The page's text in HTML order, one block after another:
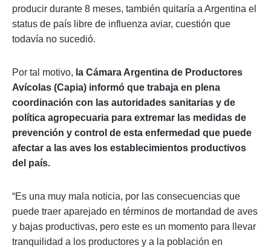
producir durante 8 meses, también quitaría a Argentina el
status de país libre de influenza aviar, cuestión que
todavía no sucedió.
Por tal motivo, la Cámara Argentina de Productores
Avícolas (Capia) informó que trabaja en plena
coordinación con las autoridades sanitarias y de
política agropecuaria para extremar las medidas de
prevención y control de esta enfermedad que puede
afectar a las aves los establecimientos productivos
del país.
“Es una muy mala noticia, por las consecuencias que
puede traer aparejado en términos de mortandad de aves
y bajas productivas, pero este es un momento para llevar
tranquilidad a los productores y a la población en